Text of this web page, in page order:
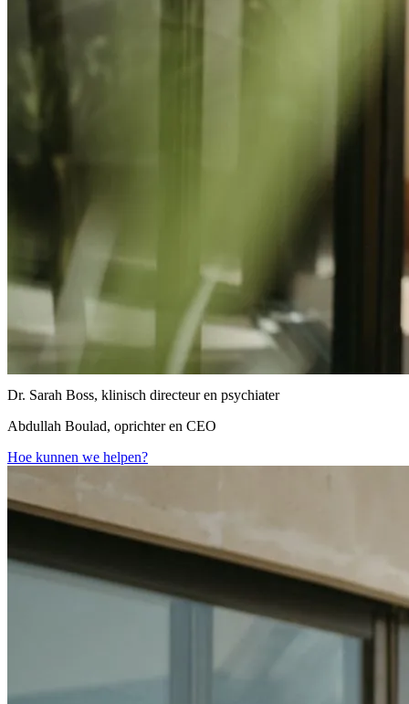
Dr. Sarah Boss, klinisch directeur en psychiater
Abdullah Boulad, oprichter en CEO
Hoe kunnen we helpen?